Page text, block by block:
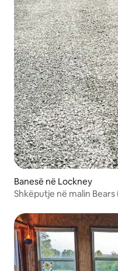
Banesë në Lockney
Shkëputje në malin